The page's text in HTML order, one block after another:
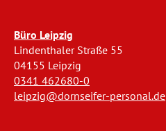
Büro Leipzig
Lindenthaler Straße 55
04155 Leipzig
0341 462680-0
leipzig@dornseifer-personal.de